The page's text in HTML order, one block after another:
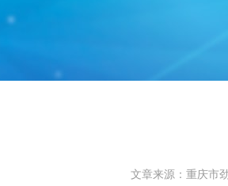
文章来源：重庆市